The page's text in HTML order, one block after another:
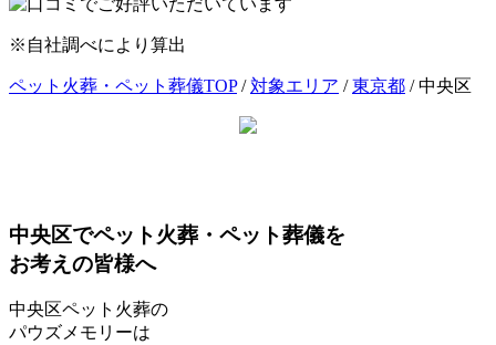
※自社調べにより算出
ペット火葬・ペット葬儀TOP/対象エリア /東京都 / 中央区
中央区でペット火葬・ペット葬儀を
お考えの皆様へ
中央区ペット火葬の
パウズメモリーは